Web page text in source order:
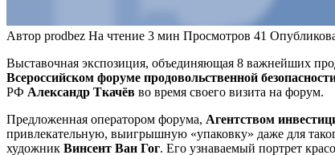
Автор prodbez На чтение 3 мин Просмотров 41
Выставочная экспозиция, объединяющая 8 важнейших
Всероссийском форуме продовольственной
РФ Александр Ткачёв во время своего визита на форум.
Предложенная оператором форума, Агентством
привлекательную, выигрышную «упаковку» даже для
художник Винсент Ван Гог. Его узнаваемый портрет